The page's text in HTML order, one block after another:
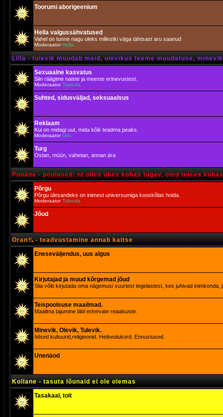
Toorumi aborigeenium
Hella valgussähvatused
Vahel on tunne nagu oleks millestki väga tähtsast aru saanud
Moderaator Hella
Lilla - tulevik muudab meid, olevikus teeme muudatuse,
Sexuaalne kasvatus
Siin räägime naiste ja meeste erinevustest.
ModeraatorTokroda
Suhted, sidusväljad, seksuaalsus
Reklaam
Kui on midagi uut, mida kõik teadma peaks.
ModeraatorUrki
Turg
Ostan, müün, vahetan, annan ära
Punane - poolused: nt olles ühes kohas tugev, oled teises
Põrgu
Põrgu ülesandeks on inimest universumiga kooskõlas hoida.
ModeraatorTokroda
Jõud
Oran¾ - teadvustamine annab kaitse
Eneseväljendus, uus algus
Kirjutajad ja muud kõrgemad jõud
Siia võib kirjutada oma nägemusi suurtest tegelastest, kes juhivad inimkonda,
Teispoolsuse maailmad.
Maailma tajumine läbi erinevate reaalsuste.
Minevik, Olevik, Tulevik.
Iidsed kultuurid,religioonid. Hetkeolukord. Ennustused.
Unenäod
Kollane - tasuta lõunaid ei ole olemas
Tasakaal, toit